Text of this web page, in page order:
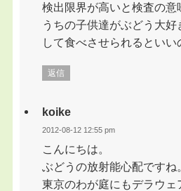
検出限界が高いと検査の意
うちの子供達がぶどう大
して食べさせられるといい
返信
koike
2012-08-12 12:55 pm
こんにちは。
ぶどうの放射能心配ですね
東京のわが庭にもデラウェ